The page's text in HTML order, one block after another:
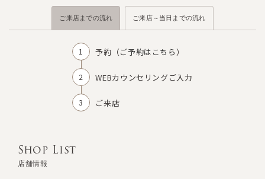
ご来店までの流れ ご来店～当日までの流れ
予約（ご予約はこちら）
WEBカウンセリングご入力
ご来店
Shop List
店舗情報